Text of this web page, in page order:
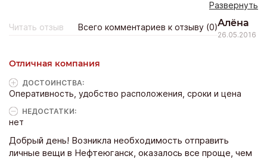
Нужно было забрать его в аэропорту, оплатив пошлину
аэропорта за терминальную обработку груза, и
доставить нашему получателю в Троицк (Подмосковье),
(требование получателя). При этом все перемещение
нашей просьбе подошли с пониманием и данную
перевозку организовали. Спасибо за понимание и
оперативность.
Развернуть
Читать отзыв Всего комментариев к отзыву (0)Алёна
26.05.2016
Отличная компания
ДОСТОИНCТВА:
Оперативность, удобство расположения, сроки и цена
НЕДОСТАТКИ:
нет
Добрый день! Возникла необходимость отправить
личные вещи в Нефтеюганск, оказалось все проще, чем